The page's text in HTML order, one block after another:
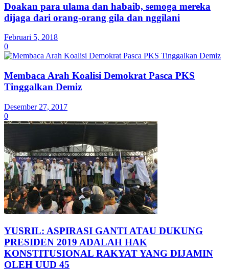
Doakan para ulama dan habaib, semoga mereka
dijaga dari orang-orang gila dan nggilani
Februari 5, 2018
0
Membaca Arah Koalisi Demokrat Pasca PKS
Tinggalkan Demiz
Desember 27, 2017
0
YUSRIL: ASPIRASI GANTI ATAU DUKUNG
PRESIDEN 2019 ADALAH HAK
KONSTITUSIONAL RAKYAT YANG DIJAMIN
OLEH UUD 45